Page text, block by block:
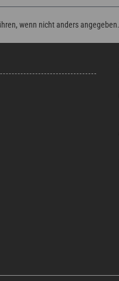
wenn nicht anders angegeben.